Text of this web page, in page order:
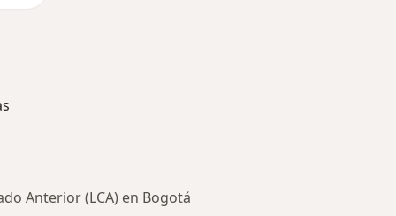
Anterior (LCA) en Bogotá